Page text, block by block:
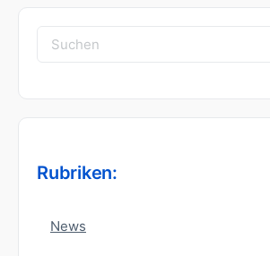
Suchen
nach:
Rubriken:
News